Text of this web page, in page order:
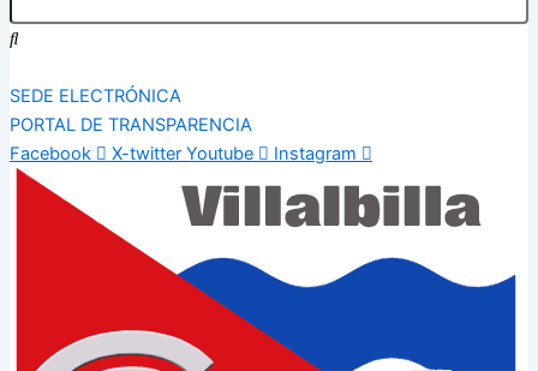
SEDE ELECTRÓNICA
PORTAL DE TRANSPARENCIA
Facebook
X-twitter Youtube Instagram